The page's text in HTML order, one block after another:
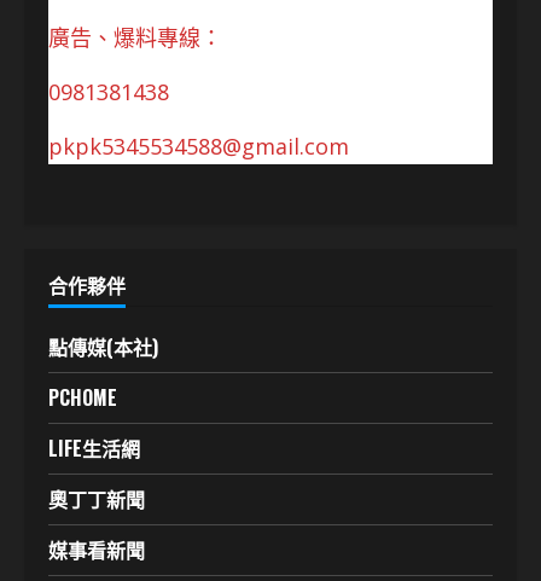
廣告、爆料專線：
0981381438
pkpk5345534588@gmail.com
合作夥伴
點傳媒(本社)
PCHOME
LIFE生活網
奧丁丁新聞
媒事看新聞